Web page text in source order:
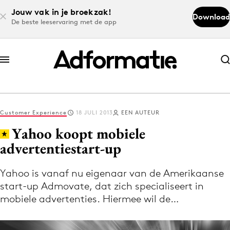
Jouw vak in je broekzak!
De beste leeservaring met de app
Download
Abonneer nu
Abonneer nu
Log in
Download de app
Volg het laatste nieuws via de Adformatie
Nieuws app
Customer Experience 18 JULI 2013 EEN AUTEUR
Yahoo koopt mobiele
advertentiestart-up
Yahoo is vanaf nu eigenaar van de Amerikaanse
start-up Admovate, dat zich specialiseert in
mobiele advertenties. Hiermee wil de…